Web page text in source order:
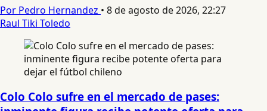
Por Pedro Hernandez • 8 de agosto de 2026, 22:27
Raul Tiki Toledo
Colo Colo sufre en el mercado de pases: